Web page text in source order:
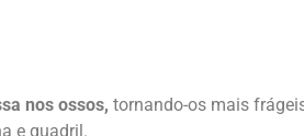
nos ossos, tornando-os mais
e quadril.